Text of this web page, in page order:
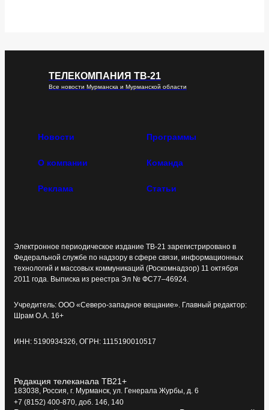
ТЕЛЕКОМПАНИЯ ТВ-21
Все новости Мурманска и Мурманской области
Новости Программы
О компании Команда
Реклама Статьи
Электронное периодическое издание ТВ-21 зарегистрировано в
Федеральной службе по надзору в сфере связи, информационных
технологий и массовых коммуникаций (Роскомнадзор) 11 октября
2011 года. Выписка из реестра Эл № ФС77–46924.
Учредитель: ООО «Северо-западное вещание». Главный редактор:
Шрам О.А. 16+
ИНН: 5190934326, ОГРН: 1115190010517
Редакция телеканала ТВ21+
183038, Россия, г. Мурманск, ул. Генерала Журбы, д. 6
+7 (8152) 400-870, доб. 146, 140